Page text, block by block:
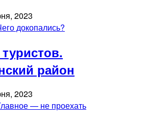
2023
докопались?
район
2023
— не проехать